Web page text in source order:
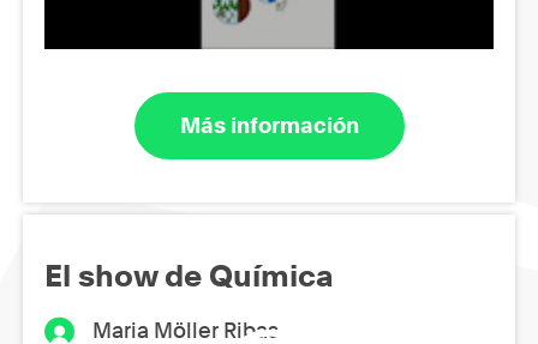
Más información
El show de Química
Maria Möller Ribas